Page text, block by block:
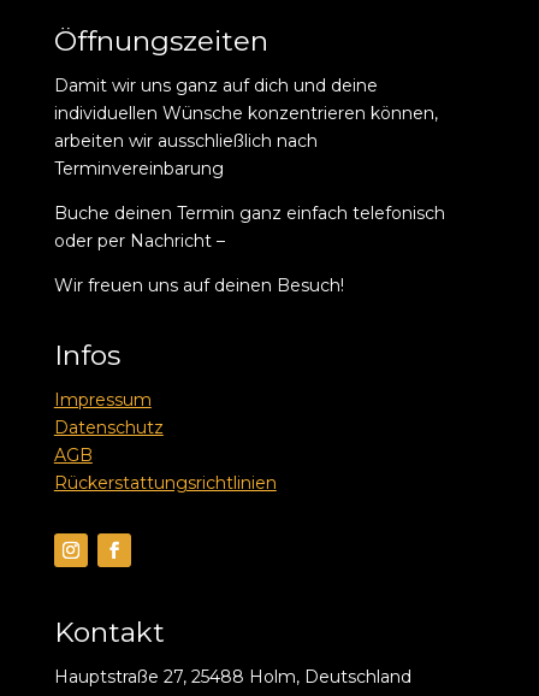
Öffnungszeiten
Damit wir uns ganz auf dich und deine
individuellen Wünsche konzentrieren können,
arbeiten wir ausschließlich nach
Terminvereinbarung
Buche deinen Termin ganz einfach telefonisch
oder per Nachricht –
Wir freuen uns auf deinen Besuch!
Infos
Impressum
Datenschutz
AGB
Rückerstattungsrichtlinien
Kontakt
Hauptstraße 27, 25488 Holm, Deutschland